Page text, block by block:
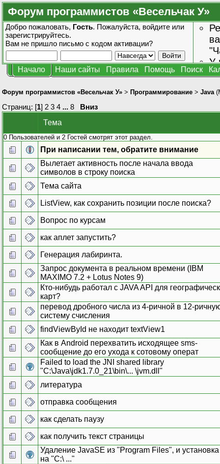
Форум программистов «Весельчак У»
Добро пожаловать, Гость. Пожалуйста, войдите или
зарегистрируйтесь.
Вам не пришло письмо с кодом активации?
У
Начало Наши сайты Правила Помощь Поиск
Форум программистов «Весельчак У» > Программирование > Java
Страниц: [1] 2 3 4 ... 8
Вниз
Тема
0 Пользователей и 2 Гостей смотрят этот раздел.
При написании тем, обратите внимание
Вылетает активность после начала ввода
символов в строку поиска
Тема сайта
ListView, как сохранить позиции после поиска?
Вопрос по курсам
как аплет запустить?
Генерация лабиринта.
Запрос документа в реальном времени (IBM
MAXIMO 7.2 + Lotus Notes 9)
Кто-нибудь работал с JAVA API для
карт?
перевод дробного числа из 4-ричной в 12-
систему счисления
findViewById не находит textView1
Как в Android перехватить исходящее sms-
сообщение до его ухода к сотовому операт
Failed to load the JNI shared library
"C:\Java\jdk1.7.0_21\bin\... \jvm.dll"
литература
отправка сообщения
как сделать паузу
как получить текст страницы
Удаление JavaSE из "Program Files", и установка
на "C:\ ..."